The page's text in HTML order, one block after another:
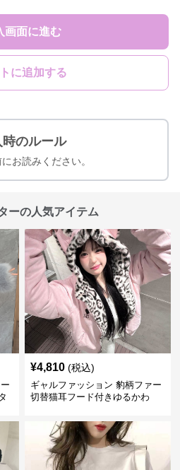
画面に進む
に追加する
時のルール
お読みください。
ーの人気アイテム
¥4,810 (税込)
ギャルファッション 豹柄ファー
切替猫耳フード付きゆるかわ